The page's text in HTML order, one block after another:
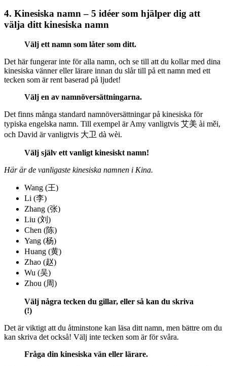
4. Kinesiska namn – 5 idéer som hjälper dig att
välja ditt kinesiska namn
Välj ett namn som låter som ditt.
Det här fungerar inte för alla namn, och se till att du kollar med dina
kinesiska vänner eller lärare innan du slår till på ett namn med ett
tecken som är rent baserad på ljudet!
Välj en av namnöversättningarna.
Det finns många standard namnöversättningar på kinesiska för
typiska engelska namn. Till exempel är Amy vanligtvis 艾美 ài měi,
och David är vanligtvis 大卫 dà wèi.
Välj själv ett vanligt kinesiskt namn!
Här är de vanligaste kinesiska namnen i Kina.
Wang (王)
Li (李)
Zhang (张)
Liu (刘)
Chen (陈)
Yang (杨)
Huang (黄)
Zhao (赵)
Wu (吴)
Zhou (周)
Välj några tecken du gillar, eller så kan du skriva
(!)
Det är viktigt att du åtminstone kan läsa ditt namn, men bättre om du
kan skriva det också! Välj inte tecken som är för svåra.
Fråga din kinesiska vän eller lärare.